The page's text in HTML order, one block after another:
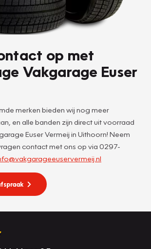
op met
Vakgarage Euser
merken bieden wij nog meer
en alle banden zijn direct uit voorraad
Euser Vermeij in Uithoorn! Neem
contact met ons op via 0297-